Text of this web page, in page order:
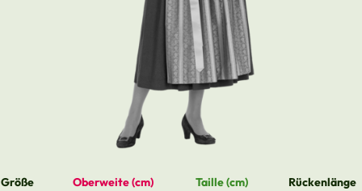
Größe Oberweite (cm) Taille (cm)
Rückenlänge